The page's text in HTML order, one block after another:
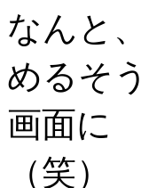
なんと
めるそ
画面に
（笑）